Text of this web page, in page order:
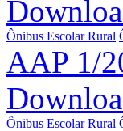
Ônibus Escolar Rural
AAP 1/
Ônibus Escolar Rural